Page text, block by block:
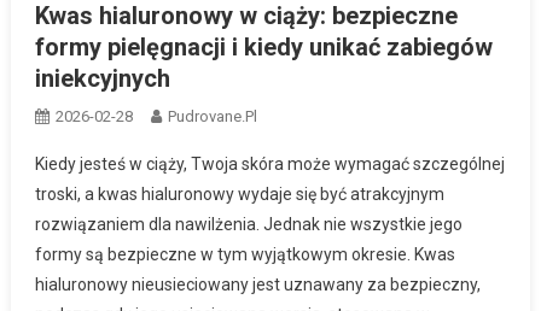
Kwas hialuronowy w ciąży: bezpieczne
formy pielęgnacji i kiedy unikać zabiegów
iniekcyjnych
2026-02-28 Pudrovane.pl
Kiedy jesteś w ciąży, Twoja skóra może wymagać szczególnej
troski, a kwas hialuronowy wydaje się być atrakcyjnym
rozwiązaniem dla nawilżenia. Jednak nie wszystkie jego
formy są bezpieczne w tym wyjątkowym okresie. Kwas
hialuronowy nieusieciowany jest uznawany za bezpieczny,